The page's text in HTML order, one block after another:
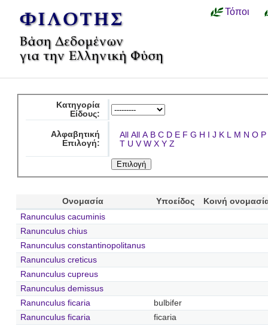
Τόποι
Κατηγορία
Είδους:
Αλφαβητική
Επιλογή:
All All A B C D E F G H I J K L M N O P
T U V W X Y Z
Ονομασία Υποείδος
Κοινή
Ranunculus cacuminis
Ranunculus chius
Ranunculus constantinopolitanus
Ranunculus creticus
Ranunculus cupreus
Ranunculus demissus
Ranunculus ficaria
bulbifer
Ranunculus ficaria
ficaria